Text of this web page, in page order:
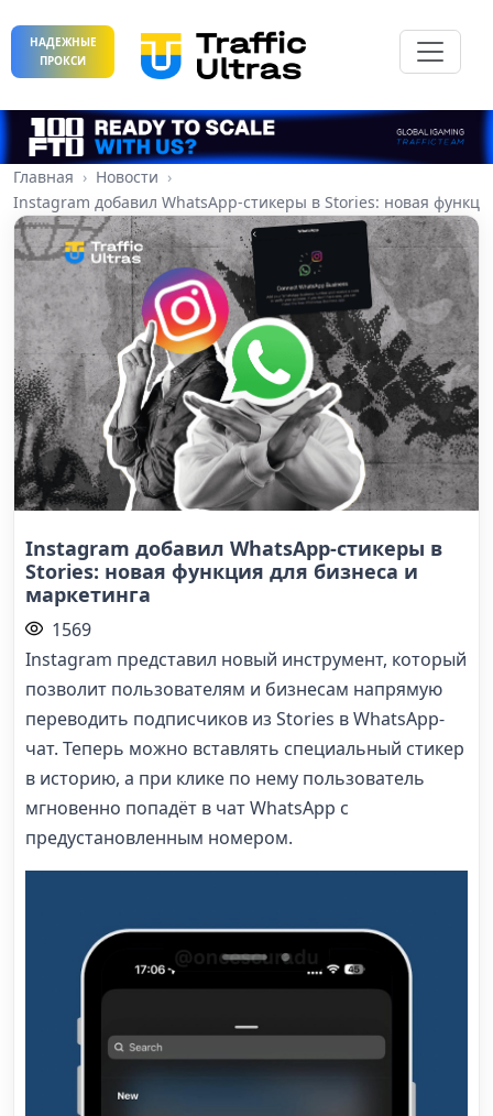
НАДЕЖНЫЕ
ПРОКСИ
Главная
Новости
Instagram добавил WhatsApp-стикеры в Stories: новая
Instagram добавил WhatsApp-стикеры в
Stories: новая функция для бизнеса и
маркетинга
1569
Instagram представил новый инструмент, который
позволит пользователям и бизнесам напрямую
переводить подписчиков из Stories в WhatsApp-
чат. Теперь можно вставлять специальный стикер
в историю, а при клике по нему пользователь
мгновенно попадёт в чат WhatsApp с
предустановленным номером.